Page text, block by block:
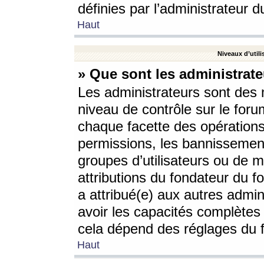
définies par l’administrateur
Haut
Niveaux
» Que sont les
Les administrateurs sont
niveau de contrôle sur le
chaque facette des
permissions, les
groupes d’utilisateurs ou de
attributions du fondateur du
a attribué(e) aux autres
avoir les capacités
cela dépend des réglages du
Haut